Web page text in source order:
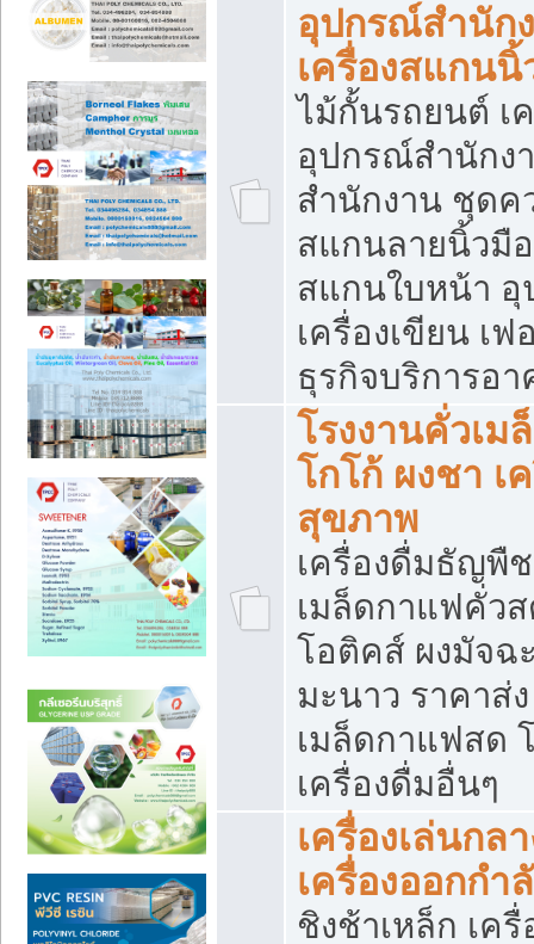
อุปกรณ์สำนัก
เครื่องสแกนนิ้
ไม้กั้นรถยนต์ เ
อุปกรณ์สำนักง
สำนักงาน ชุดค
สแกนลายนิ้วมื
สแกนใบหน้า
เครื่องเขียน เ
ธุรกิจบริการอ
โรงงานคั่วเม
โกโก้ ผงชา เ
สุขภาพ
เครื่องดื่มธัญพื
เมล็ดกาแฟคั่ว
โอติคส์ ผงมัจฉ
มะนาว ราคาส่
เมล็ดกาแฟสด
เครื่องดื่มอื่นๆ
เครื่องเล่นกล
เครื่องออกกำ
ชิงช้าเหล็ก เค